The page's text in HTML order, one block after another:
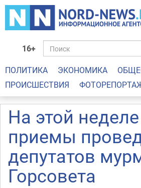
16+
ПОЛИТИКА ЭКОНОМИКА
ПРОИСШЕСТВИЯ
На этой
приемы
депутатов
Горсовета